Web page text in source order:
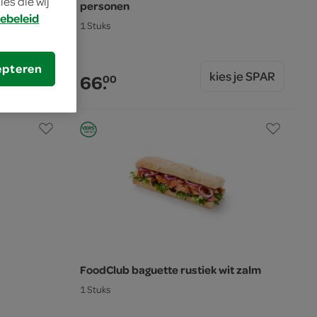
personen
1 Stuks
66.00 kies je SPAR
FoodClub baguette rustiek wit zalm
1 Stuks